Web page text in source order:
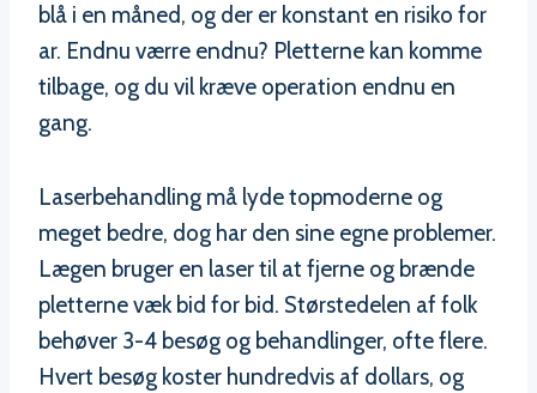
blå i en måned, og der er konstant en risiko for
ar. Endnu værre endnu? Pletterne kan komme
tilbage, og du vil kræve operation endnu en
gang.
Laserbehandling må lyde topmoderne og
meget bedre, dog har den sine egne problemer.
Lægen bruger en laser til at fjerne og brænde
pletterne væk bid for bid. Størstedelen af folk
behøver 3-4 besøg og behandlinger, ofte flere.
Hvert besøg koster hundredvis af dollars, og